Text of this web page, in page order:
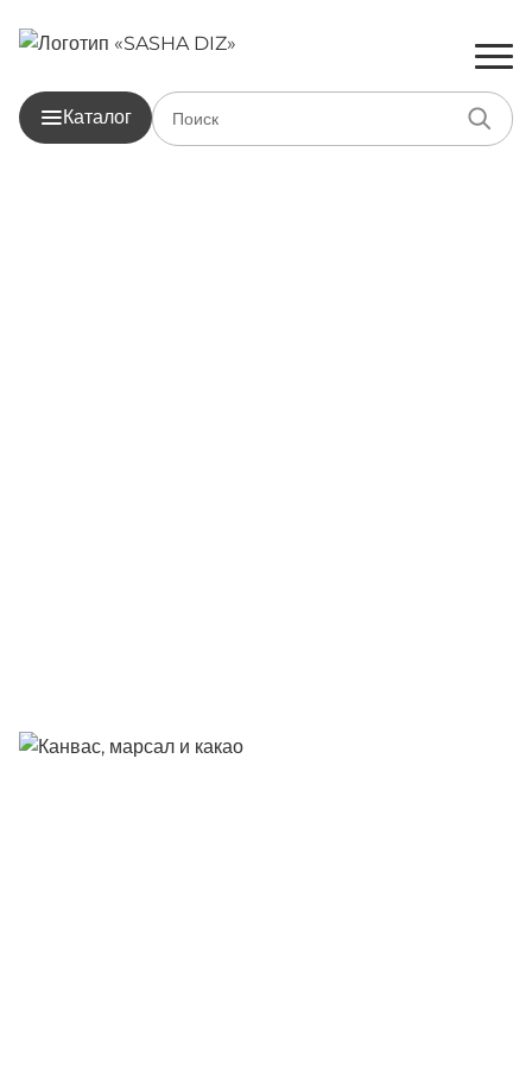
Каталог
Главная Каталог товаров
Канвас, марсал и какао